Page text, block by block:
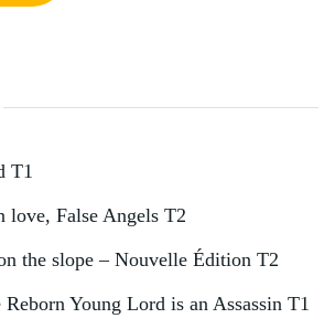
T1
False Angels T2
the slope – Nouvelle Édition T2
Young Lord is an Assassin T1